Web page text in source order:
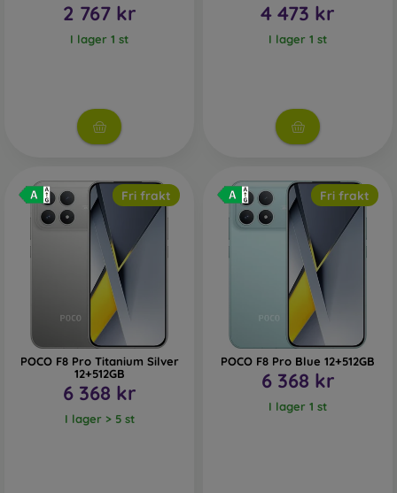
2 767 kr
I lager 1 st
4 473 kr
I lager 1 st
Fri frakt
POCO F8 Pro Titanium Silver
12+512GB
6 368 kr
I lager > 5 st
Fri frakt
POCO F8 Pro Blue 12+512GB
6 368 kr
I lager 1 st